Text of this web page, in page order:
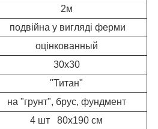
2м
подвійна у вигляді ферми
оцінкованный
30х30
"Титан"
на "грунт", брус, фундмент
4 шт 80х190 см